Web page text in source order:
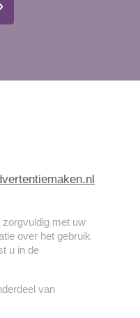
met uw
over het gebruik
u in de
van